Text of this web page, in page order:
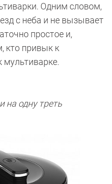
Одним словом,
с неба и не вызывает
простое и,
кто привык к
мультиварке.
на одну треть